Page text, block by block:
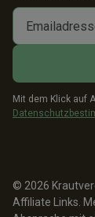
Mit dem Klick auf
© 2026
Affiliate Links.